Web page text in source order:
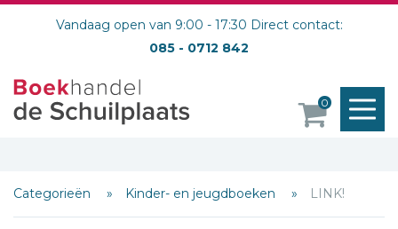
Vandaag open van 9:00 - 17:30 Direct contact:
085 - 0712 842
0
Categorieën Kinder- en jeugdboeken LINK!